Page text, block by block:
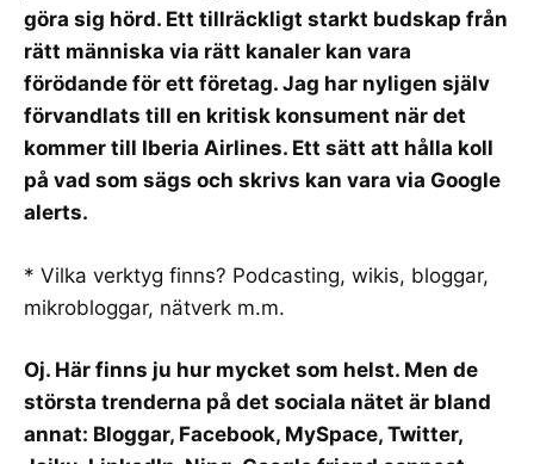
göra sig hörd. Ett tillräckligt starkt budskap från
rätt människa via rätt kanaler kan vara
förödande för ett företag. Jag har nyligen själv
förvandlats till en kritisk konsument när det
kommer till Iberia Airlines. Ett sätt att hålla koll
på vad som sägs och skrivs kan vara via Google
alerts.
* Vilka verktyg finns? Podcasting, wikis, bloggar,
mikrobloggar, nätverk m.m.
Oj. Här finns ju hur mycket som helst. Men de
största trenderna på det sociala nätet är bland
annat: Bloggar, Facebook, MySpace, Twitter,